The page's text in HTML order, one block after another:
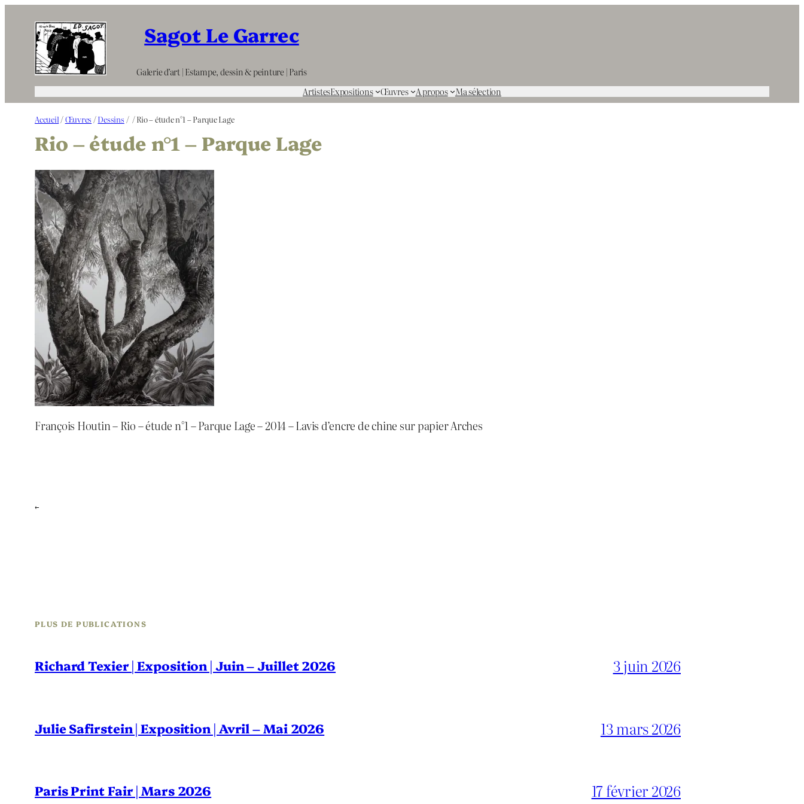
contenu
Sagot Le Garrec
Galerie d’art | Estampe, dessin & peinture | Paris
ArtistesExpositions Œuvres A propos Ma sélection
Accueil /Œuvres /Dessins / / Rio – étude n°1 – Parque Lage
Rio – étude n°1 – Parque Lage
François Houtin – Rio – étude n°1 – Parque Lage – 2014 – Lavis d’encre de chine sur papier Arches
←
PLUS DE PUBLICATIONS
Richard Texier | Exposition | Juin – Juillet 2026 3 juin 2026
Julie Safirstein | Exposition | Avril – Mai 2026 13 mars 2026
Paris Print Fair | Mars 2026 17 février 2026